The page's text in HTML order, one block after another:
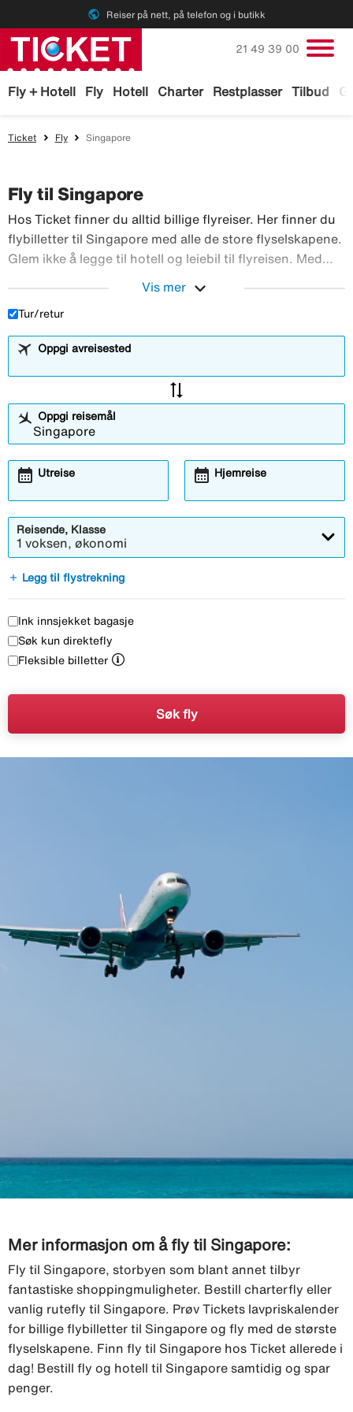
public Reiser på nett, på telefon og i butikk
Fly + Hotell Fly Hotell Charter Restplasser Tilbud
Ring oss på
21 49 39 00
Ticket Fly Singapore
Fly til Singapore
Hos Ticket finner du alltid billige flyreiser. Her finner du
flybilletter til Singapore med alle de store flyselskapene.
Glem ikke å legge til hotell og leiebil til flyreisen. Med
Vis mer expand_more
Tur/retur
Oppgi avreisested
sync_alt
Oppgi reisemål
Utreise
calendar_month Hjemreise
calendar_month
Reisende, Klasse
1 voksen, økonomi
add Legg til flystrekning
Ink innsjekket bagasje
Søk kun direktefly
Fleksible billetter
Søk fly
Mer informasjon om å fly til Singapore:
Fly til Singapore, storbyen som blant annet tilbyr
fantastiske shoppingmuligheter. Bestill charterfly eller
vanlig rutefly til Singapore. Prøv Tickets lavpriskalender
for billige flybilletter til Singapore og fly med de største
flyselskapene. Finn fly til Singapore hos Ticket allerede i
dag! Bestill fly og hotell til Singapore samtidig og spar
penger.